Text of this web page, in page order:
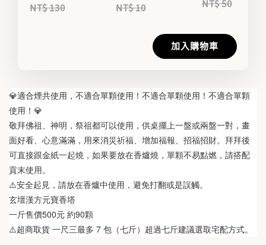
NT$ 130
NT$ 10
NT$ 50
加入購物車
💎適合煙共使用，不適合單顆使用！不適合單顆使用！不適合單顆
使用！💎
敬拜佛祖、神明，祭祖都可以使用，供桌擺上一盤或兩盤一對，畫
面好看、心意滿滿，用來消災祈福、增加福報、招福招財。拜拜後
可直接跟金紙一起燒，如果要放在香爐燒，單顆不易點燃，請搭配
貢末使用。
⚠️安全起見，請放在香爐中使用，避免打翻或是誤觸。
玄壇漢方元寶香塔
一斤售價500元 約90顆
⚠️超商取貨 一尺三最多 7 包（七斤）超過七斤建議選取宅配方式。